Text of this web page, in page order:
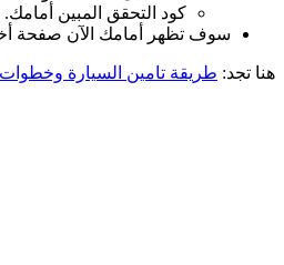
كود التحقق المبين أمامك.
سوف تظهر أمامك الآن صفحة
هنا تجد: طريقة تامين السيارة وخطوات